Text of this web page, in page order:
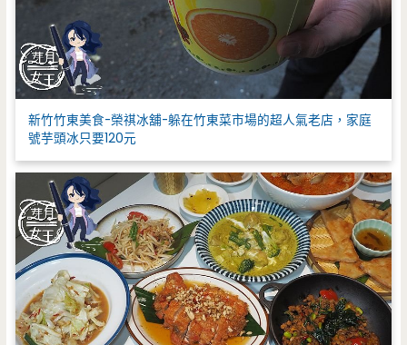
新竹竹東美食-榮祺冰舖-躲在竹東菜市場的超人氣老店，家庭
號芋頭冰只要120元